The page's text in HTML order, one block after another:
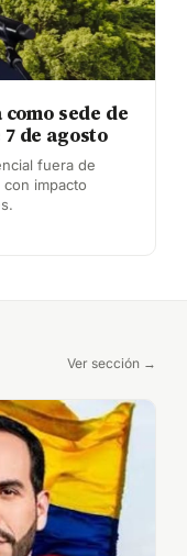
sede de
de agosto
fuera de
impacto
Ver sección →